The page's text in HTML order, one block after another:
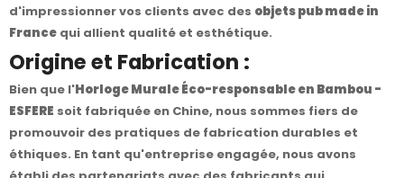
d'impressionner vos clients avec des objets pub made in
France qui allient qualité et esthétique.
Origine et Fabrication :
Bien que l'Horloge Murale Éco-responsable en Bambou -
ESFERE soit fabriquée en Chine, nous sommes fiers de
promouvoir des pratiques de fabrication durables et
éthiques. En tant qu'entreprise engagée, nous avons